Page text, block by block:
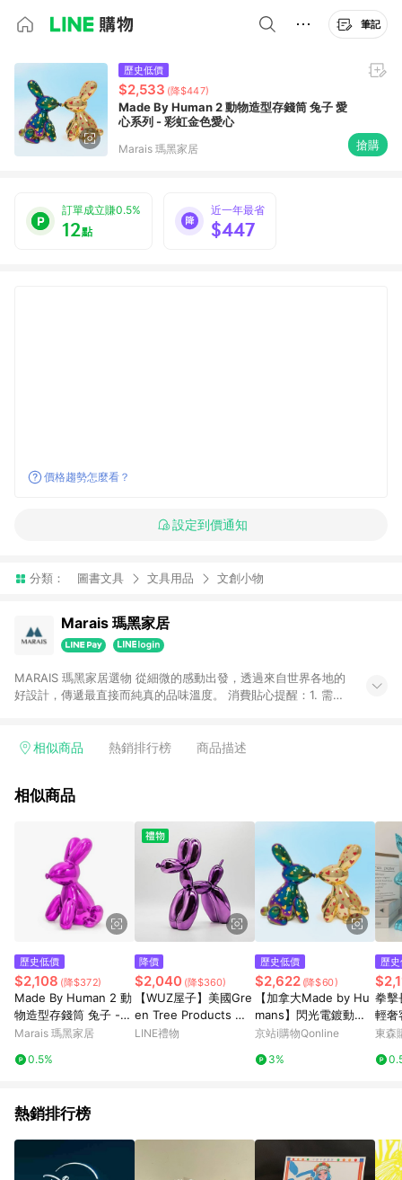
筆記
歷史低價
$2,533 (降$447)
Made By Human 2 動物造型存錢筒 兔子 愛
心系列 - 彩虹金色愛心
Marais 瑪黑家居 搶購
訂單成立賺0.5%
12點
近一年最省
$447
價格趨勢怎麼看？
設定到價通知
分類： 圖書文具 文具用品 文創小物
Marais 瑪黑家居
MARAIS 瑪黑家居選物 從細微的感動出發，透過來自世界各地的
好設計，傳遞最直接而純真的品味溫度。 消費貼心提醒：1. 需透
APP下單，將不符合贈點資格。 3. 點數將於出貨後60天前後發
相似商品 熱銷排行榜 商品描述
相似商品
歷史低價
$2,108 (降$372)
Made By Human 2 動
物造型存錢筒 兔子 -
彩色
Marais 瑪黑家居
0.5%
降價
$2,040 (降$360)
【WUZ屋子】美國Gre
en Tree Products 大
型氣球狗模型-紫色
LINE禮物
歷史低價
$2,622 (降$60)
【加拿大Made by Hu
mans】閃光電鍍動物
造型存錢筒-愛心兔子
京站i購物Qonline
3%
歷
拳擊
輕奢
軟裝
東森
熱銷排行榜